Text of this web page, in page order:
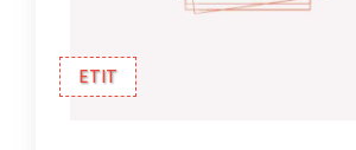
ETIT